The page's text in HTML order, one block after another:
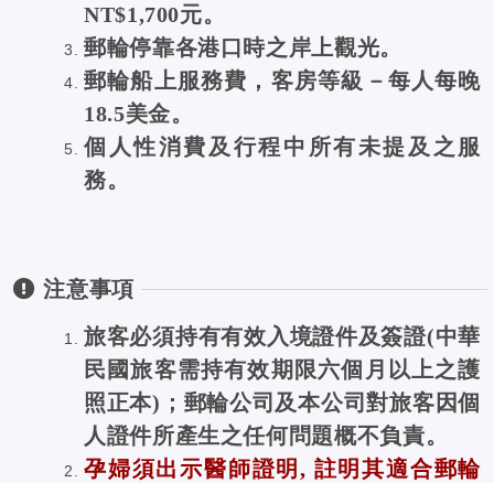
NT$1,700元。
郵輪停靠各港口時之岸上觀光。
郵輪船上服務費，客房等級－每人每晚
18.5美金。
個人性消費及行程中所有未提及之服
務。
注意事項
旅客必須持有有效入境證件及簽證(中華
民國旅客需持有效期限六個月以上之護
照正本)；郵輪公司及本公司對旅客因個
人證件所產生之任何問題概不負責。
孕婦須出示醫師證明, 註明其適合郵輪